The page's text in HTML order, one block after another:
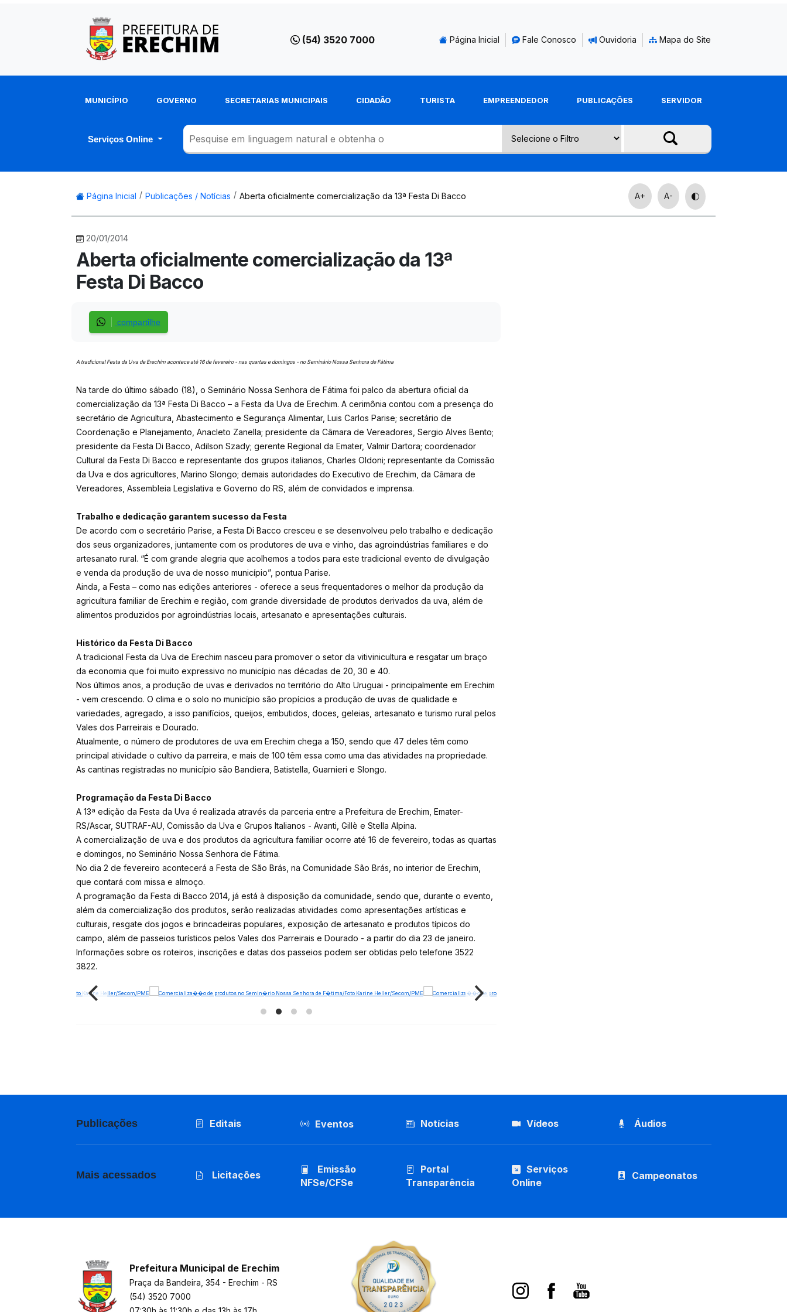
(54) 3520 7000 Página Inicial Fale Conosco Ouvidoria Mapa do Site
MUNICÍPIO GOVERNO SECRETARIAS MUNICIPAIS CIDADÃO TURISTA EMPREENDEDOR PUBLICAÇÕES SERVIDOR
Serviços Online
Página Inicial Publicações / Notícias Aberta oficialmente comercialização da 13ª Festa Di Bacco A+ A-
20/01/2014
Aberta oficialmente comercialização da 13ª
Festa Di Bacco
compartilhe
A tradicional Festa da Uva de Erechim acontece até 16 de fevereiro - nas quartas e domingos - no Seminário Nossa Senhora de Fátima
Na tarde do último sábado (18), o Seminário Nossa Senhora de Fátima foi palco da abertura oficial da
comercialização da 13ª Festa Di Bacco – a Festa da Uva de Erechim. A cerimônia contou com a presença do
secretário de Agricultura, Abastecimento e Segurança Alimentar, Luis Carlos Parise; secretário de
Coordenação e Planejamento, Anacleto Zanella; presidente da Câmara de Vereadores, Sergio Alves Bento;
presidente da Festa Di Bacco, Adilson Szady; gerente Regional da Emater, Valmir Dartora; coordenador
Cultural da Festa Di Bacco e representante dos grupos italianos, Charles Oldoni; representante da Comissão
da Uva e dos agricultores, Marino Slongo; demais autoridades do Executivo de Erechim, da Câmara de
Vereadores, Assembleia Legislativa e Governo do RS, além de convidados e imprensa.
Trabalho e dedicação garantem sucesso da Festa
De acordo com o secretário Parise, a Festa Di Bacco cresceu e se desenvolveu pelo trabalho e dedicação
dos seus organizadores, juntamente com os produtores de uva e vinho, das agroindústrias familiares e do
artesanato rural. “É com grande alegria que acolhemos a todos para este tradicional evento de divulgação
e venda da produção de uva de nosso município”, pontua Parise.
Ainda, a Festa – como nas edições anteriores - oferece a seus frequentadores o melhor da produção da
agricultura familiar de Erechim e região, com grande diversidade de produtos derivados da uva, além de
alimentos produzidos por agroindústrias locais, artesanato e apresentações culturais.
Histórico da Festa Di Bacco
A tradicional Festa da Uva de Erechim nasceu para promover o setor da vitivinicultura e resgatar um braço
da economia que foi muito expressivo no município nas décadas de 20, 30 e 40.
Nos últimos anos, a produção de uvas e derivados no território do Alto Uruguai - principalmente em Erechim
- vem crescendo. O clima e o solo no município são propícios a produção de uvas de qualidade e
variedades, agregado, a isso panifícios, queijos, embutidos, doces, geleias, artesanato e turismo rural pelos
Vales dos Parreirais e Dourado.
Atualmente, o número de produtores de uva em Erechim chega a 150, sendo que 47 deles têm como
principal atividade o cultivo da parreira, e mais de 100 têm essa como uma das atividades na propriedade.
As cantinas registradas no município são Bandiera, Batistella, Guarnieri e Slongo.
Programação da Festa Di Bacco
A 13ª edição da Festa da Uva é realizada através da parceria entre a Prefeitura de Erechim, Emater-
RS/Ascar, SUTRAF-AU, Comissão da Uva e Grupos Italianos - Avanti, Gillè e Stella Alpina.
A comercialização de uva e dos produtos da agricultura familiar ocorre até 16 de fevereiro, todas as quartas
e domingos, no Seminário Nossa Senhora de Fátima.
No dia 2 de fevereiro acontecerá a Festa de São Brás, na Comunidade São Brás, no interior de Erechim,
que contará com missa e almoço.
A programação da Festa di Bacco 2014, já está à disposição da comunidade, sendo que, durante o evento,
além da comercialização dos produtos, serão realizadas atividades como apresentações artísticas e
culturais, resgate dos jogos e brincadeiras populares, exposição de artesanato e produtos típicos do
campo, além de passeios turísticos pelos Vales dos Parreirais e Dourado - a partir do dia 23 de janeiro.
Informações sobre os roteiros, inscrições e datas dos passeios podem ser obtidas pelo telefone 3522
3822.
Publicações Editais Eventos Notícias Vídeos Áudios
Mais acessados Licitações
Emissão
NFSe/CFSe
Portal
Transparência
Serviços
Online
Campeonatos
Prefeitura Municipal de Erechim
Praça da Bandeira, 354 - Erechim - RS
(54) 3520 7000